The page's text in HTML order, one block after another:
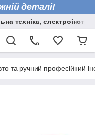
деталі!
техніка,
та ручний професійний